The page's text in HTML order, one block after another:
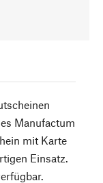
Manufactum
mit Karte
Einsatz.